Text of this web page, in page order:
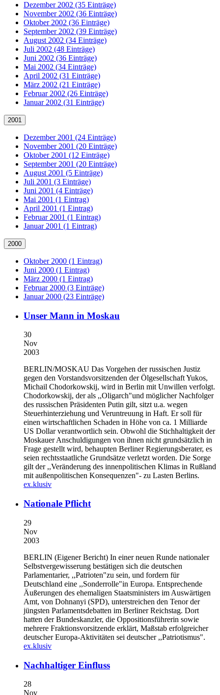
Dezember 2002 (35 Einträge)
November 2002 (36 Einträge)
Oktober 2002 (36 Einträge)
September 2002 (39 Einträge)
August 2002 (34 Einträge)
Juli 2002 (48 Einträge)
Juni 2002 (36 Einträge)
Mai 2002 (34 Einträge)
April 2002 (31 Einträge)
März 2002 (21 Einträge)
Februar 2002 (26 Einträge)
Januar 2002 (31 Einträge)
2001
Dezember 2001 (24 Einträge)
November 2001 (20 Einträge)
Oktober 2001 (12 Einträge)
September 2001 (20 Einträge)
August 2001 (5 Einträge)
Juli 2001 (3 Einträge)
Juni 2001 (4 Einträge)
Mai 2001 (1 Eintrag)
April 2001 (1 Eintrag)
Februar 2001 (1 Eintrag)
Januar 2001 (1 Eintrag)
2000
Oktober 2000 (1 Eintrag)
Juni 2000 (1 Eintrag)
März 2000 (1 Eintrag)
Februar 2000 (3 Einträge)
Januar 2000 (23 Einträge)
Unser Mann in Moskau
30
Nov
2003
BERLIN/MOSKAU Das Vorgehen der russischen Justiz
gegen den Vorstandsvorsitzenden der Ölgesellschaft Yukos,
Michail Chodorkowskij, wird in Berlin mit Unwillen verfolgt.
Chodorkowskij, der als ,,Oligarch"und möglicher Nachfolger
des russischen Präsidenten Putin gilt, sitzt u.a. wegen
Steuerhinterziehung und Veruntreuung in Haft. Er soll für
einen wirtschaftlichen Schaden in Höhe von ca. 1 Milliarde
US Dollar verantwortlich sein. Obwohl die Stichhaltigkeit der
Moskauer Anschuldigungen von ihnen nicht grundsätzlich in
Frage gestellt wird, behaupten Berliner Regierungsberater, es
seien rechtsstaatliche Grundsätze verletzt worden. Die Sorge
gilt der ,,Veränderung des innenpolitischen Klimas in Rußland
mit außenpolitischen Konsequenzen"- zu Lasten Berlins.
ex.klusiv
Nationale Pflicht
29
Nov
2003
BERLIN (Eigener Bericht) In einer neuen Runde nationaler
Selbstvergewisserung bestätigen sich die deutschen
Parlamentarier, ,,Patrioten"zu sein, und fordern für
Deutschland eine ,,Sonderrolle"in Europa. Entsprechende
Äußerungen des ehemaligen Staatsministers im Auswärtigen
Amt, von Dohnanyi (SPD), unterstreichen den Tenor der
jüngsten Parlamentsdebatten im Berliner Reichstag. Dort
hatten der Bundeskanzler, die Oppositionsführerin sowie
mehrere Fraktionsvorsitzende erklärt, Maßstab erfolgreicher
deutscher Europa-Aktivitäten sei deutscher ,,Patriotismus".
ex.klusiv
Nachhaltiger Einfluss
28
Nov